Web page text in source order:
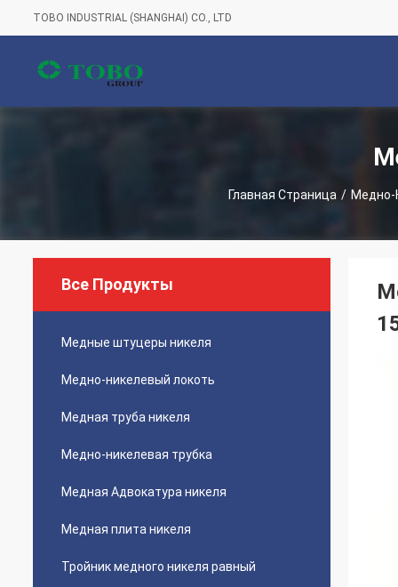
TOBO INDUSTRIAL (SHANGHAI) CO., LTD
Главная Страница / Медно-
Все Продукты
Медные штуцеры никеля
Медно-никелевый локоть
Медная труба никеля
Медно-никелевая трубка
Медная Адвокатура никеля
Медная плита никеля
Тройник медного никеля равный